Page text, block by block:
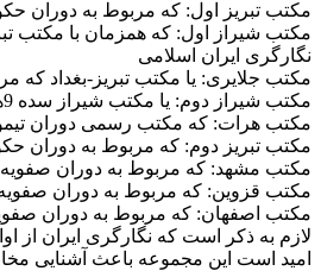
مکتب تبریز اول: که مربوط به دوران حکومت
مکتب شیراز اول: که همزمان با مکتب
نگارگری ایران اسلامی
مکتب جلایری: یا مکتب تبریز-بغداد که مربوط
مکتب شیراز دوم: یا مکتب شیراز سده 9هـ. که مربوط به حکومت دورات تیموریان در شیراز است و دوران فرمانروایی اسکندر سلطان، ابراهیم سلطان و ترکمنان می‌شود.
مکتب هرات: که مکتب رسمی دوران تیموری
مکتب تبریز دوم: که مربوط به دوران
مکتب مشهد: که مربوط به دوران
مکتب قزوین: که مربوط به دوران
مکتب اصفهان: که مربوط به دوران
لازم به ذکر است که نگارگری ایران از
امید است این مجموعه باعث آشنایی